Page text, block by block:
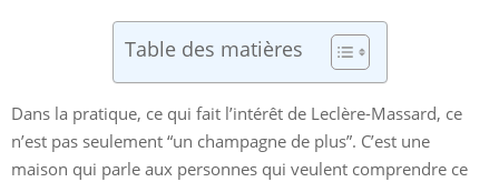
Table des matières
Dans la pratique, ce qui fait l’intérêt de Leclère-Massard, ce
n’est pas seulement “un champagne de plus”. C’est une
maison qui parle aux personnes qui veulent comprendre ce